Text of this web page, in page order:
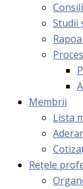
Studii
Membrii
Lista
Rețele